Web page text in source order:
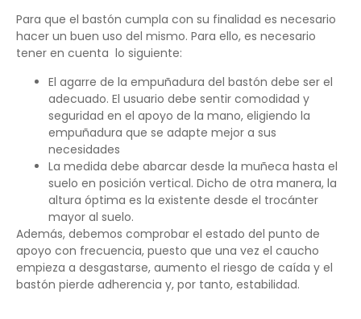
Para que el bastón cumpla con su finalidad es necesario
hacer un buen uso del mismo. Para ello, es necesario
tener en cuenta lo siguiente:
El agarre de la empuñadura del bastón debe ser el
adecuado. El usuario debe sentir comodidad y
seguridad en el apoyo de la mano, eligiendo la
empuñadura que se adapte mejor a sus
necesidades
La medida debe abarcar desde la muñeca hasta el
suelo en posición vertical. Dicho de otra manera, la
altura óptima es la existente desde el trocánter
mayor al suelo.
Además, debemos comprobar el estado del punto de
apoyo con frecuencia, puesto que una vez el caucho
empieza a desgastarse, aumento el riesgo de caída y el
bastón pierde adherencia y, por tanto, estabilidad.